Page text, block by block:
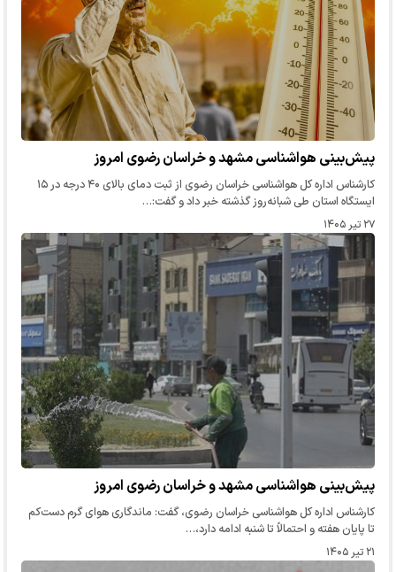
پیش‌بینی هواشناسی مشهد و خراسان رضوی امروز
کارشناس اداره کل هواشناسی خراسان رضوی از ثبت دمای بالای ۴۰ درجه در ۱۵
ایستگاه استان طی شبانه‌روز گذشته خبر داد و گفت:…
۲۷ تیر ۱۴۰۵
پیش‌بینی هواشناسی مشهد و خراسان رضوی امروز
کارشناس اداره کل هواشناسی خراسان رضوی، گفت: ماندگاری هوای گرم دست‌کم
تا پایان هفته و احتمالاً تا شنبه ادامه دارد،…
۲۱ تیر ۱۴۰۵